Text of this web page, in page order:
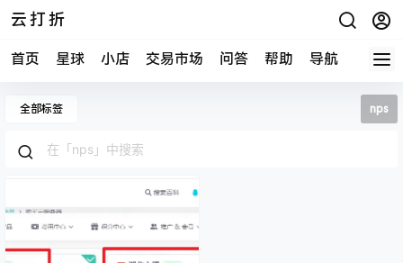
云打折
首页 星球 小店 交易市场 问答 帮助 导航 快报
全部标签 nps